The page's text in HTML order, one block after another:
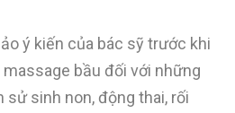
ý kiến của bác sỹ trước khi
bầu đối với những
sử sinh non, động thai, rối